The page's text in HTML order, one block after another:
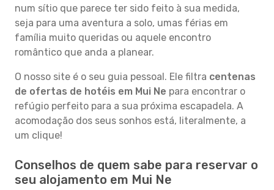
num sítio que parece ter sido feito à sua medida,
seja para uma aventura a solo, umas férias em
família muito queridas ou aquele encontro
romântico que anda a planear.
O nosso site é o seu guia pessoal. Ele filtra centenas
de ofertas de hotéis em Mui Ne para encontrar o
refúgio perfeito para a sua próxima escapadela. A
acomodação dos seus sonhos está, literalmente, a
um clique!
Conselhos de quem sabe para reservar o
seu alojamento em Mui Ne